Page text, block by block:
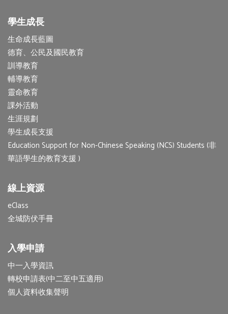
學生成長
生命成長藍圖
德育、公民及國民教育
訓導教育
輔導教育
靈命教育
課外活動
生涯規劃
學生成長支援
Education Support for Non-Chinese Speaking (NCS) Students (非
華語學生的教育支援 )
線上資源
eClass
全城防伏手冊
入學申請
中一入學資訊
轉校申請表(中二至中五適用)
個人資料收集聲明